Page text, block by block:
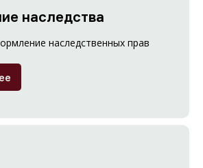
наследства
наследственных прав